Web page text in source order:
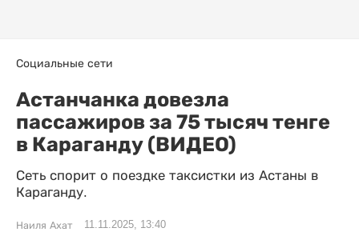
Социальные сети
Астанчанка довезла
пассажиров за 75 тысяч тенге
в Караганду (ВИДЕО)
Сеть спорит о поездке таксистки из Астаны в
Караганду.
Наиля Ахат 11.11.2025, 13:40